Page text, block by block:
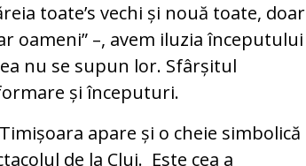
toate’s vechi și nouă toate, doar
oameni” –, avem iluzia începutului
nu se supun lor. Sfârșitul
și începuturi.
apare și o cheie simbolică
de la Cluj. Este cea a